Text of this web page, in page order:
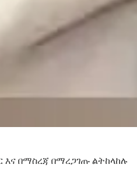
እና በማስረጃ በማረጋገጡ ልትከላከሉ